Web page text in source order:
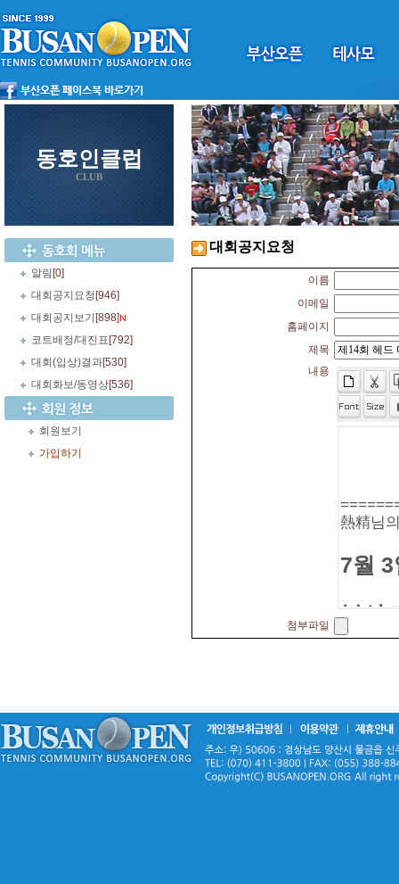
동호인클럽
CLUB
알림 [0]
대회공지요청 [946]
대회공지보기 [898]
코트배정/대진표 [792]
대회(입상)결과[530]
대회화보/동영상[536]
회원보기
가입하기
대회공지요청
이름
이메일
홈페이지
제목
내용
첨부파일